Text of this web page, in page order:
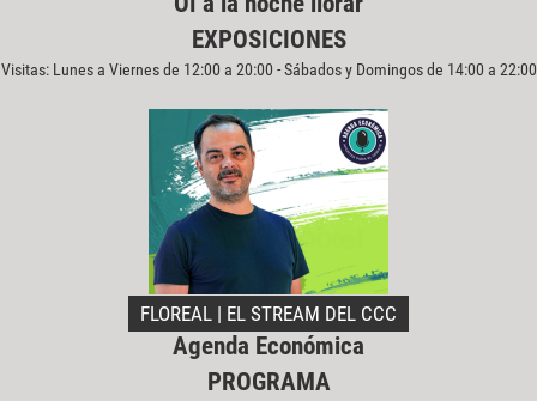
EXPOSICIONES
Visitas: Lunes a Viernes de 12:00 a 20:00 - Sábados y Domingos de 14:00 a 22:00
FLOREAL | EL STREAM DEL CCC
Agenda Económica
PROGRAMA